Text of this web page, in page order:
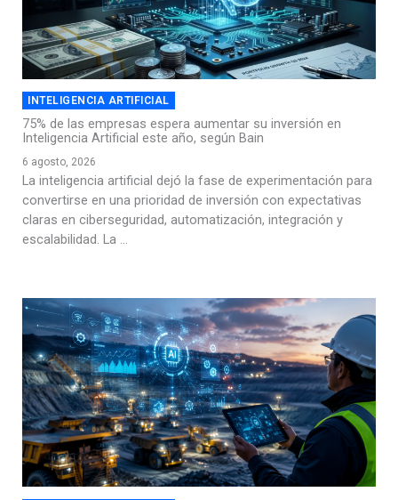
INTELIGENCIA ARTIFICIAL
75% de las empresas espera aumentar su inversión en
Inteligencia Artificial este año, según Bain
6 agosto, 2026
La inteligencia artificial dejó la fase de experimentación para
convertirse en una prioridad de inversión con expectativas
claras en ciberseguridad, automatización, integración y
escalabilidad. La ...